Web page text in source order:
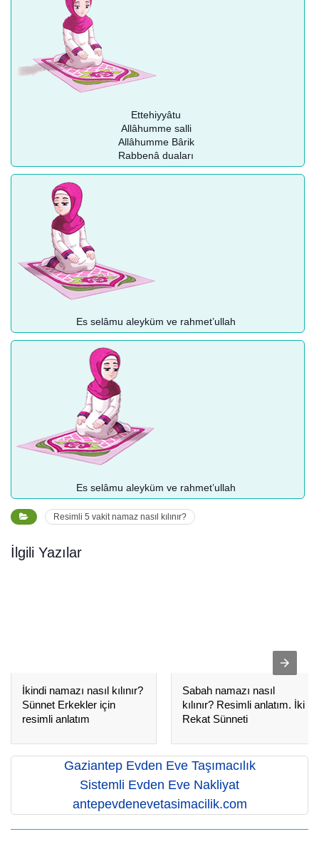
Ettehiyyâtu
Allâhumme salli
Allâhumme Bârik
Rabbenâ duaları
Es selâmu aleyküm ve rahmet’ullah
Es selâmu aleyküm ve rahmet’ullah
Resimli 5 vakit namaz nasıl kılınır?
İlgili Yazılar
İkindi namazı nasıl kılınır?
Sünnet Erkekler için
resimli anlatım
Sabah namazı nasıl
kılınır? Resimli anlatım. İki
Rekat Sünneti
Gaziantep Evden Eve Taşımacılık
Sistemli Evden Eve Nakliyat
antepevdenevetasimacilik.com